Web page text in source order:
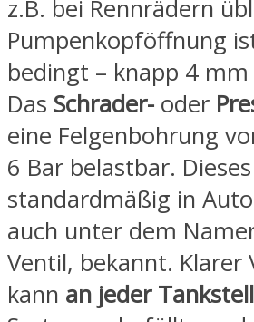
z.B. bei Rennrädern
Pumpenkopföffnung
bedingt – knapp 4
Das Schrader- oder
eine Felgenbohrung
6 Bar belastbar.
standardmäßig in
auch unter dem
Ventil, bekannt. Klarer
kann an jeder